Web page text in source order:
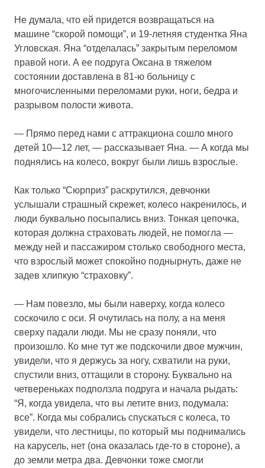
Не думала, что ей придется возвращаться на
машине “скорой помощи”, и 19-летняя студентка Яна
Угловская. Яна “отделалась” закрытым переломом
правой ноги. А ее подруга Оксана в тяжелом
состоянии доставлена в 81-ю больницу с
многочисленными переломами руки, ноги, бедра и
разрывом полости живота.
— Прямо перед нами с аттракциона сошло много
детей 10—12 лет, — рассказывает Яна. — А когда мы
поднялись на колесо, вокруг были лишь взрослые.
Как только “Сюрприз” раскрутился, девчонки
услышали страшный скрежет, колесо накренилось, и
люди буквально посыпались вниз. Тонкая цепочка,
которая должна страховать людей, не помогла —
между ней и пассажиром столько свободного места,
что взрослый может спокойно поднырнуть, даже не
задев хлипкую “страховку”.
— Нам повезло, мы были наверху, когда колесо
соскочило с оси. Я очутилась на полу, а на меня
сверху падали люди. Мы не сразу поняли, что
произошло. Ко мне тут же подскочили двое мужчин,
увидели, что я держусь за ногу, схватили на руки,
спустили вниз, оттащили в сторону. Буквально на
четвереньках подползла подруга и начала рыдать:
“Я, когда увидела, что вы летите вниз, подумала:
все”. Когда мы собрались спускаться с колеса, то
увидели, что лестницы, по который мы поднимались
на карусель, нет (она оказалась где-то в стороне), а
до земли метра два. Девчонки тоже смогли